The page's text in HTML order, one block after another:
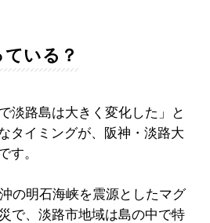
いる？
淡路島は大きく変化した」と
タイミングが、阪神・淡路大
す。
の明石海峡を震源としたマグ
で、淡路市地域は島の中で特